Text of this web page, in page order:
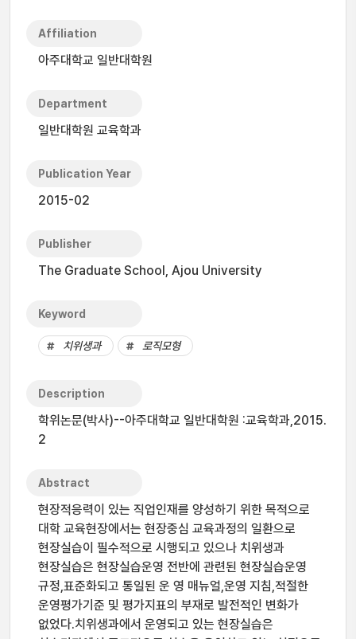
Affiliation
아주대학교 일반대학원
Department
일반대학원 교육학과
Publication Year
2015-02
Publisher
The Graduate School, Ajou University
Keyword
치위생과 로직모형
Description
학위논문(박사)--아주대학교 일반대학원 :교육학과,2015.
2
Abstract
현장적응력이 있는 직업인재를 양성하기 위한 목적으로
대학 교육현장에서는 현장중심 교육과정의 일환으로
현장실습이 필수적으로 시행되고 있으나 치위생과
현장실습은 현장실습운영 전반에 관련된 현장실습운영
규정,표준화되고 통일된 운 영 매뉴얼,운영 지침,적절한
운영평가기준 및 평가지표의 부재로 발전적인 변화가
없었다.치위생과에서 운영되고 있는 현장실습은